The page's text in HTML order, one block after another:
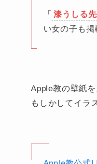
「 漆うしる
い女の子も掲
Apple教の壁紙を
もしかしてイラ